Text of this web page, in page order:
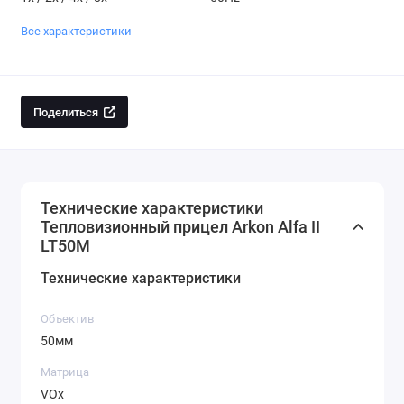
Все характеристики
Поделиться
Технические характеристики
Тепловизионный прицел Arkon Alfa II
LT50M
Технические характеристики
Объектив
50мм
Матрица
VOx